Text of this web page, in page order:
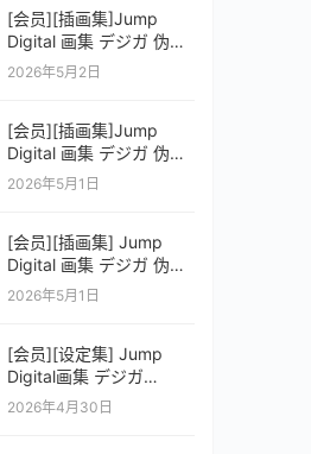
[会员][插画集]Jump
Digital 画集 デジガ 伪恋
ニセコイ 3
2026年5月2日
[会员][插画集]Jump
Digital 画集 デジガ 伪恋
ニセコイ 2
2026年5月1日
[会员][插画集] Jump
Digital 画集 デジガ 伪恋
ニセコイ 1
2026年5月1日
[会员][设定集] Jump
Digital画集 デジガ
CLAYMORE 2
2026年4月30日